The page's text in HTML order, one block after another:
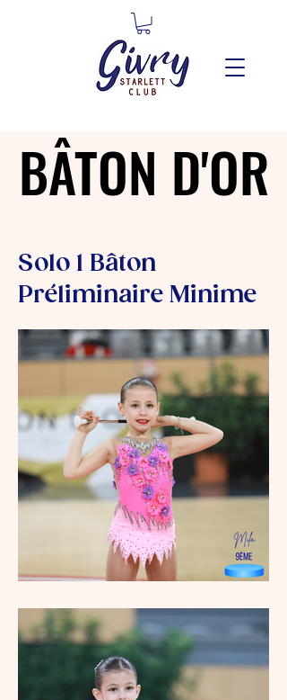
BÂTON D'OR
BÂTON D'OR
Solo 1 Bâton
Préliminaire Minime